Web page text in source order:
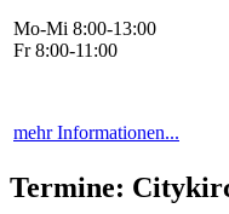
Mo-Mi 8:00-13:00
Fr 8:00-11:00
mehr Informationen...
Termine: